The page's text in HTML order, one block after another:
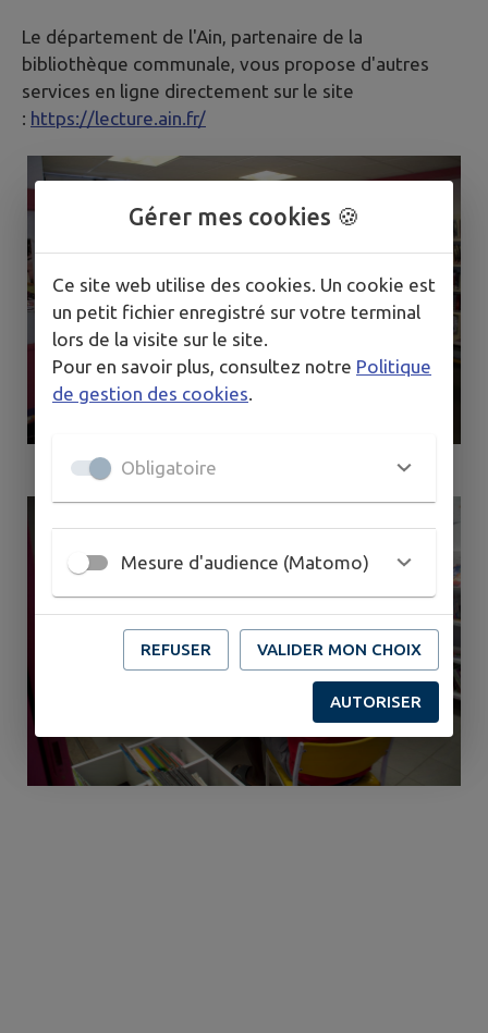
Le département de l'Ain, partenaire de la
bibliothèque communale, vous propose d'autres
services en ligne directement sur le site
: https://lecture.ain.fr/
Gérer mes cookies 🍪
Ce site web utilise des cookies. Un cookie est
un petit fichier enregistré sur votre terminal
lors de la visite sur le site.
Pour en savoir plus, consultez notre Politique
de gestion des cookies
Obligatoire
Mesure d'audience (Matomo)
REFUSER VALIDER MON CHOIX
AUTORISER